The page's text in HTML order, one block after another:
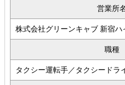
営業所
株式会社グリーンキャブ 新宿ハ
職種
タクシー運転手／タクシードラ